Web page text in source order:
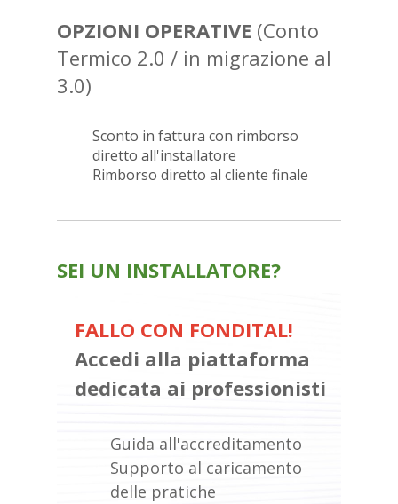
OPZIONI OPERATIVE (Conto
Termico 2.0 / in migrazione al
3.0)
Sconto in fattura con rimborso
diretto all'installatore
Rimborso diretto al cliente finale
SEI UN INSTALLATORE?
FALLO CON FONDITAL!
Accedi alla piattaforma
dedicata ai professionisti
Guida all'accreditamento
Supporto al caricamento
delle pratiche